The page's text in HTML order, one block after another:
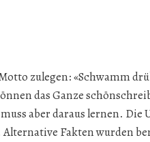
zulegen: «Schwamm
das Ganze
aber daraus lernen. Die
Fakten wurden